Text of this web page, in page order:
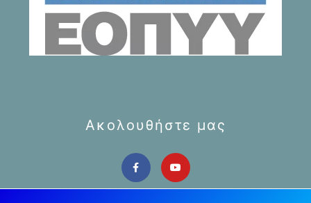
Ακολουθήστε μας